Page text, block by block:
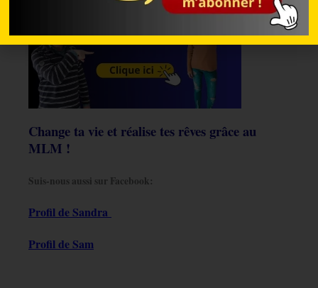
Change ta vie et réalise tes rêves grâce au
MLM !
Suis-nous aussi sur Facebook:
Profil de Sandra
Profil de Sam